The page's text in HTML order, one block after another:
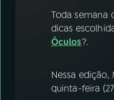
ACOMPANHE A RÁDIO
YouTube
Toda semana
dicas
Óculos?.
Nessa edição,
quinta-feira